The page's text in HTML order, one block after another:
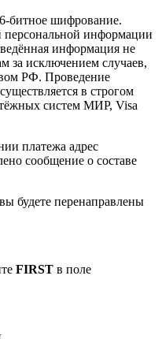
битное шифрование.
информации
информация не
за исключением случаев,
РФ. Проведение
в строгом
систем МИР, Visa
платежа адрес
сообщение о составе
будете перенаправлены
FIRST в поле